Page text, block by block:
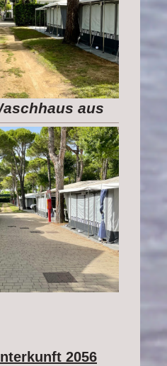
aus
2056